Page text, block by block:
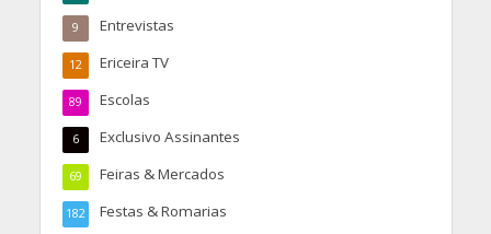
Entrevistas
9
Ericeira TV
12
Escolas
89
Exclusivo Assinantes
6
Feiras & Mercados
69
Festas & Romarias
182